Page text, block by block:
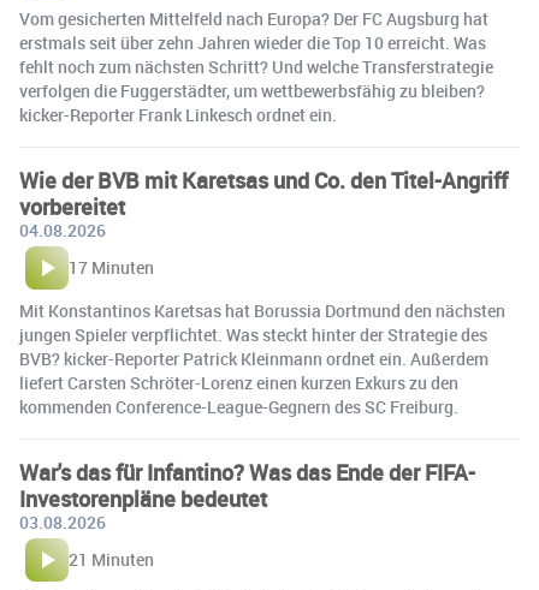
Vom gesicherten Mittelfeld nach Europa? Der FC Augsburg hat
erstmals seit über zehn Jahren wieder die Top 10 erreicht. Was
fehlt noch zum nächsten Schritt? Und welche Transferstrategie
verfolgen die Fuggerstädter, um wettbewerbsfähig zu bleiben?
kicker-Reporter Frank Linkesch ordnet ein.
Wie der BVB mit Karetsas und Co. den Titel-Angriff
vorbereitet
04.08.2026
17 Minuten
Mit Konstantinos Karetsas hat Borussia Dortmund den nächsten
jungen Spieler verpflichtet. Was steckt hinter der Strategie des
BVB? kicker-Reporter Patrick Kleinmann ordnet ein. Außerdem
liefert Carsten Schröter-Lorenz einen kurzen Exkurs zu den
kommenden Conference-League-Gegnern des SC Freiburg.
War's das für Infantino? Was das Ende der FIFA-
Investorenpläne bedeutet
03.08.2026
21 Minuten